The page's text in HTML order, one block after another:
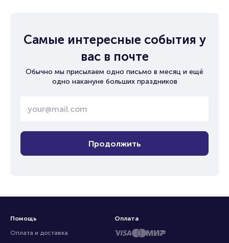
Самые интересные события у
вас в почте
Обычно мы присылаем одно письмо в месяц и ещё
одно накануне больших праздников
Продолжить
Помощь
Оплата и доставка
Оплата